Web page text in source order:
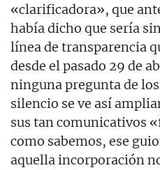
«clarificadora», que
había dicho que sería
línea de transparencia
desde el pasado 29 de
ninguna pregunta de
silencio se ve así
sus tan comunicativos
como sabemos, ese
aquella incorporación